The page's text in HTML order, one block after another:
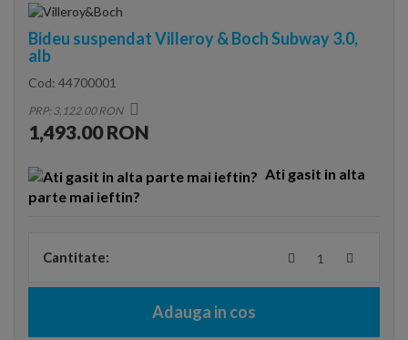
Bideu suspendat Villeroy & Boch Subway 3.0,
alb
Cod: 44700001
PRP: 3,122.00 RON
1,493.00 RON
Ati gasit in alta
parte mai ieftin?
Cantitate:
Adauga in cos